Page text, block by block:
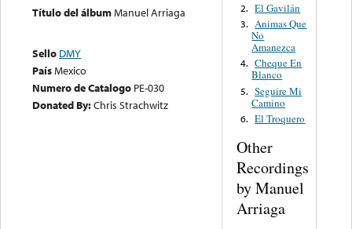
Título del álbumManuel Arriaga
Sello DMY
PaísMexico
Numero de Catalogo PE-030
Donated By:Chris Strachwitz
2. El Gavilán
3. Animas Que
No
Amanezca
4. Cheque En
Blanco
5. Seguire Mi
Camino
6. El Troquero
Other
Recordings
by Manuel
Arriaga